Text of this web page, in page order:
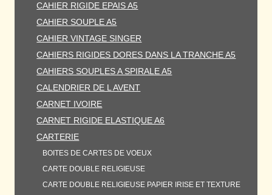
CAHIER RIGIDE EPAIS A5
CAHIER SOUPLE A5
CAHIER VINTAGE SINGER
CAHIERS RIGIDES DORES DANS LA TRANCHE A5
CAHIERS SOUPLES A SPIRALE A5
CALENDRIER DE L AVENT
CARNET IVOIRE
CARNET RIGIDE ELASTIQUE A6
CARTERIE
BOITES DE CARTES DE VOEUX
CARTE DOUBLE RELIGIEUSE
CARTE DOUBLE RELIGIEUSE PAPIER IRISE ET TEXTURE